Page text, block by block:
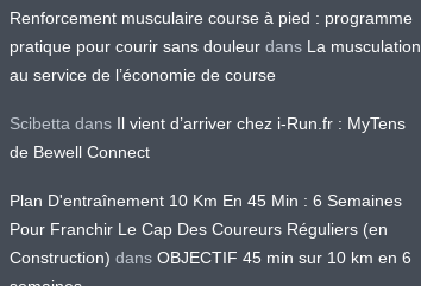
Renforcement musculaire course à pied : programme
pratique pour courir sans douleur dans La musculation
au service de l’économie de course
Scibetta dans Il vient d’arriver chez i-Run.fr : MyTens
de Bewell Connect
Plan D'entraînement 10 Km En 45 Min : 6 Semaines
Pour Franchir Le Cap Des Coureurs Réguliers (en
Construction) dans OBJECTIF 45 min sur 10 km en 6